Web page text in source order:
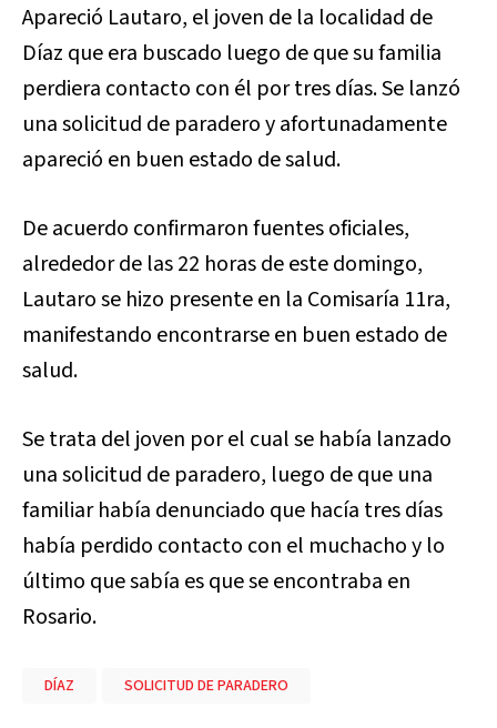
Apareció Lautaro, el joven de la localidad de
Díaz que era buscado luego de que su familia
perdiera contacto con él por tres días. Se lanzó
una solicitud de paradero y afortunadamente
apareció en buen estado de salud.
De acuerdo confirmaron fuentes oficiales,
alrededor de las 22 horas de este domingo,
Lautaro se hizo presente en la Comisaría 11ra,
manifestando encontrarse en buen estado de
salud.
Se trata del joven por el cual se había lanzado
una solicitud de paradero, luego de que una
familiar había denunciado que hacía tres días
había perdido contacto con el muchacho y lo
último que sabía es que se encontraba en
Rosario.
DÍAZ SOLICITUD DE PARADERO